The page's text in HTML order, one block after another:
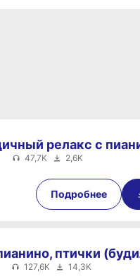
00:42
релакс с
47,7K 2,6K
Подробнее
птички
127,6K 14,3K